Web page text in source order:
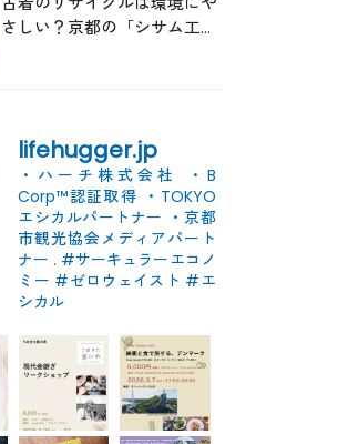
さしい？京都の「シサム工
lifehugger.jp
・ハーチ株式会社
・B
Corp™認証取得 ・TOKYO
エシカルパートナー ・京都
市観光協会メディアパート
ナー . #サーキュラーエコノ
ミー #ゼロウェイスト #エ
シカル